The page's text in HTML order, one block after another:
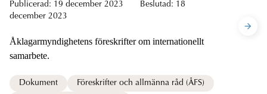
Publicerad: 19 december 2023 Beslutad: 18
december 2023
Åklagarmyndighetens föreskrifter om internationellt
samarbete.
Dokument
Föreskrifter och allmänna råd (ÅFS)